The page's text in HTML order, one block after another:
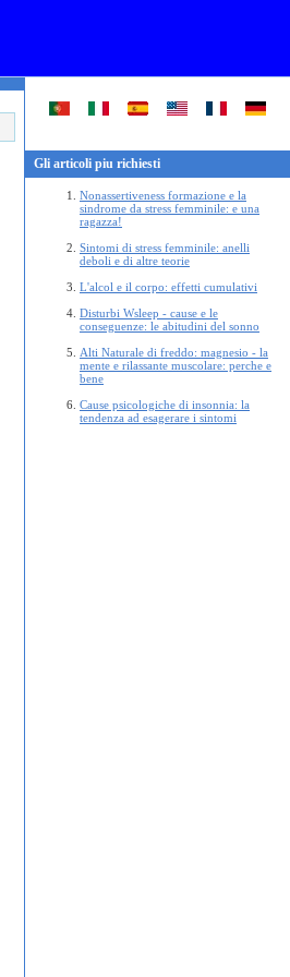
Gli articoli piu richiesti
Nonassertiveness formazione e la
sindrome da stress femminile: e una
ragazza!
Sintomi di stress femminile: anelli
deboli e di altre teorie
L'alcol e il corpo: effetti cumulativi
Disturbi Wsleep - cause e le
conseguenze: le abitudini del sonno
Alti Naturale di freddo: magnesio - la
mente e rilassante muscolare: perche e
bene
Cause psicologiche di insonnia: la
tendenza ad esagerare i sintomi